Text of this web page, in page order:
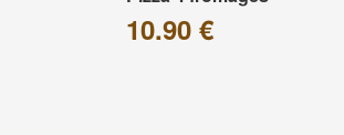
10.90 €